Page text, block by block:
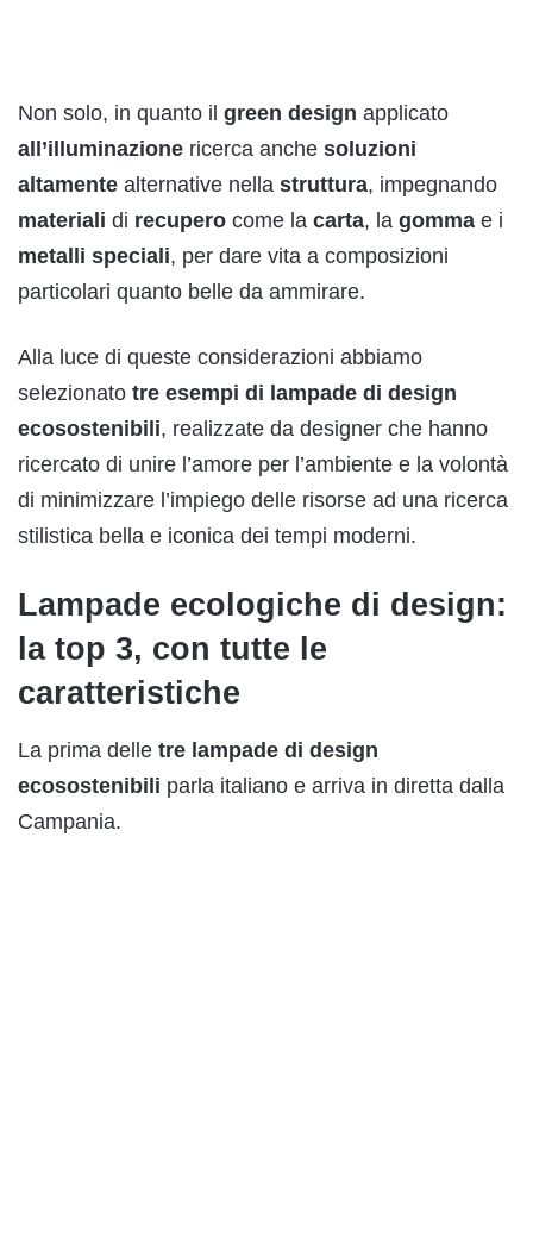
Non solo, in quanto il green design applicato
all’illuminazione ricerca anche soluzioni
altamente alternative nella struttura, impegnando
materiali di recupero come la carta, la gomma e i
metalli speciali, per dare vita a composizioni
particolari quanto belle da ammirare.
Alla luce di queste considerazioni abbiamo
selezionato tre esempi di lampade di design
ecosostenibili, realizzate da designer che hanno
ricercato di unire l’amore per l’ambiente e la volontà
di minimizzare l’impiego delle risorse ad una ricerca
stilistica bella e iconica dei tempi moderni.
Lampade ecologiche di design:
la top 3, con tutte le
caratteristiche
La prima delle tre lampade di design
ecosostenibili parla italiano e arriva in diretta dalla
Campania.